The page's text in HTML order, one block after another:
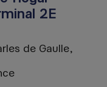
2E
de Gaulle,